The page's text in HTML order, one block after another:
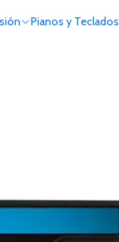
Pianos y Teclados